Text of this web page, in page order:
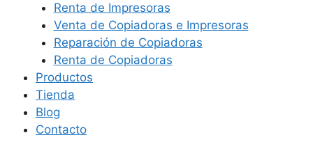
Renta de Impresoras
Venta de Copiadoras e Impresoras
Reparación de Copiadoras
Renta de Copiadoras
Productos
Tienda
Blog
Contacto